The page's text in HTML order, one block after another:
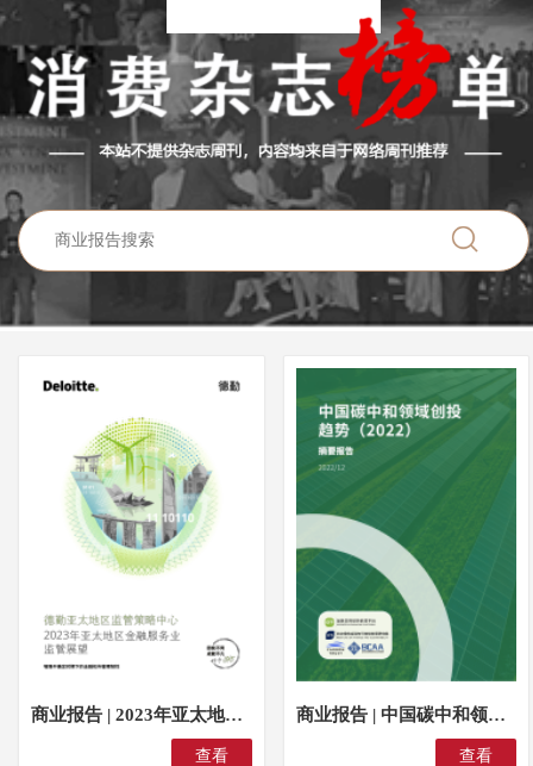
商业报告 | 2023年亚太地区金融服务业监管展望报告
查看
商业报告 | 中国碳中和领域创投趋势（2022）摘要报告
查看